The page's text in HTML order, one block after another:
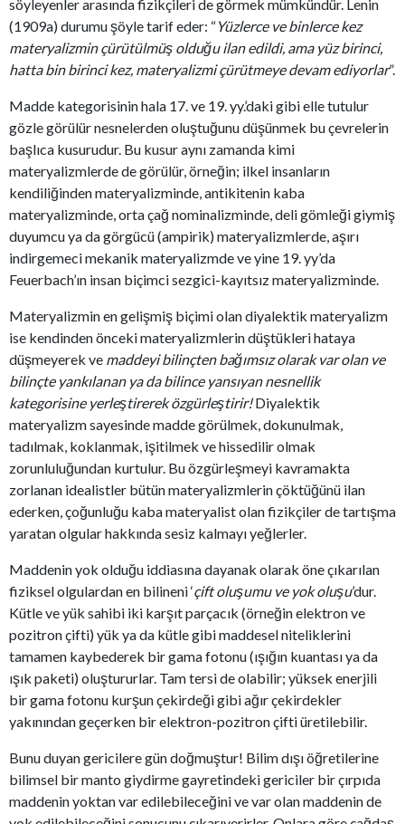
söyleyenler arasında fizikçileri de görmek mümkündür. Lenin
(1909a) durumu şöyle tarif eder: “Yüzlerce ve binlerce kez
materyalizmin çürütülmüş olduğu ilan edildi, ama yüz birinci,
hatta bin birinci kez, materyalizmi çürütmeye devam ediyorlar”.
Madde kategorisinin hala 17. ve 19. yy.’daki gibi elle tutulur
gözle görülür nesnelerden oluştuğunu düşünmek bu çevrelerin
başlıca kusurudur. Bu kusur aynı zamanda kimi
materyalizmlerde de görülür, örneğin; ilkel insanların
kendiliğinden materyalizminde, antikitenin kaba
materyalizminde, orta çağ nominalizminde, deli gömleği giymiş
duyumcu ya da görgücü (ampirik) materyalizmlerde, aşırı
indirgemeci mekanik materyalizmde ve yine 19. yy’da
Feuerbach’ın insan biçimci sezgici-kayıtsız materyalizminde.
Materyalizmin en gelişmiş biçimi olan diyalektik materyalizm
ise kendinden önceki materyalizmlerin düştükleri hataya
düşmeyerek ve maddeyi bilinçten bağımsız olarak var olan ve
bilinçte yankılanan ya da bilince yansıyan nesnellik
kategorisine yerleştirerek özgürleştirir!Diyalektik
materyalizm sayesinde madde görülmek, dokunulmak,
tadılmak, koklanmak, işitilmek ve hissedilir olmak
zorunluluğundan kurtulur. Bu özgürleşmeyi kavramakta
zorlanan idealistler bütün materyalizmlerin çöktüğünü ilan
ederken, çoğunluğu kaba materyalist olan fizikçiler de tartışma
yaratan olgular hakkında sesiz kalmayı yeğlerler.
Maddenin yok olduğu iddiasına dayanak olarak öne çıkarılan
fiziksel olgulardan en bilineni ‘çift oluşumu ve yok oluşu’dur.
Kütle ve yük sahibi iki karşıt parçacık (örneğin elektron ve
pozitron çifti) yük ya da kütle gibi maddesel niteliklerini
tamamen kaybederek bir gama fotonu (ışığın kuantası ya da
ışık paketi) oluştururlar. Tam tersi de olabilir; yüksek enerjili
bir gama fotonu kurşun çekirdeği gibi ağır çekirdekler
yakınından geçerken bir elektron-pozitron çifti üretilebilir.
Bunu duyan gericilere gün doğmuştur! Bilim dışı öğretilerine
bilimsel bir manto giydirme gayretindeki gericiler bir çırpıda
maddenin yoktan var edilebileceğini ve var olan maddenin de